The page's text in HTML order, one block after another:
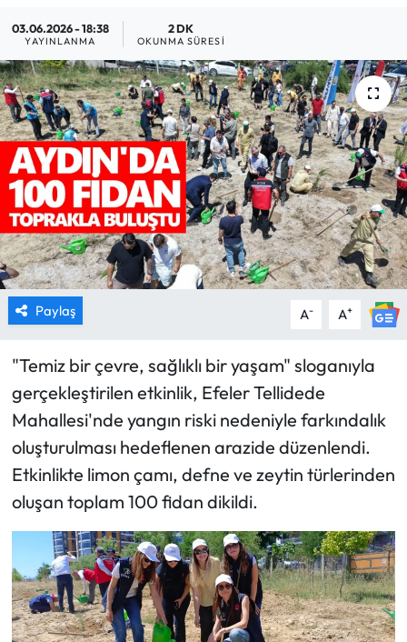
03.06.2026 - 18:38
YAYINLANMA
2 DK
OKUNMA SÜRESI
Paylaş A- A+
"Temiz bir çevre, sağlıklı bir yaşam" sloganıyla
gerçekleştirilen etkinlik, Efeler Tellidede
Mahallesi'nde yangın riski nedeniyle farkındalık
oluşturulması hedeflenen arazide düzenlendi.
Etkinlikte limon çamı, defne ve zeytin türlerinden
oluşan toplam 100 fidan dikildi.
SAĞLIK
SİYASET
SPOR
TARIM
TURİZM
YAŞAM
RESMİ İLANLAR
HABER İLAN